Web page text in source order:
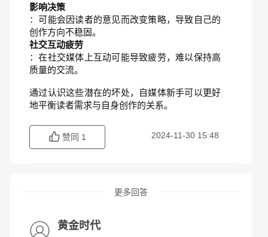
影响决策
：可能会因读者的意见而改变策略，导致自己的
创作方向不稳固。
社交互动疲劳
：在社交媒体上互动可能导致疲劳，难以保持高
质量的交流。
通过认识这些潜在的坏处，自媒体新手可以更好
地平衡读者需求与自身创作的关系。
赞同 1 2024-11-30 15:48
更多回答
黄金时代